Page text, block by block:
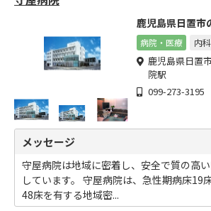
鹿児島県日置市
病院・医療 内科
鹿児島県日置
院駅
099-273-3195
メッセージ
守屋病院は地域に密着し、安全で質の高
しています。 守屋病院は、急性期病床19
48床を有する地域密...